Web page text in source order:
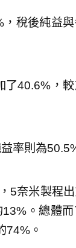
稅後純益
了40.6%，
率則為
5奈米製程
。總體
74%。